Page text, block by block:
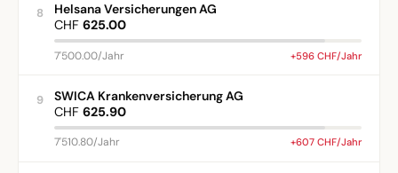
8
Helsana Versicherungen AG
CHF 625.00
7'500.00/Jahr +596 CHF/Jahr
9
SWICA Krankenversicherung AG
CHF 625.90
7'510.80/Jahr +607 CHF/Jahr